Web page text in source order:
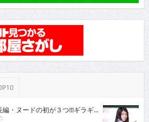
・ヌードの初が３つ!!!ギラギ...